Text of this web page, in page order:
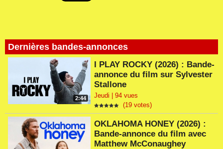
Dernières bandes-annonces
2:44
I PLAY ROCKY (2026) : Bande-
annonce du film sur Sylvester
Stallone
Jeudi | 94 vues
(19 votes)
OKLAHOMA HONEY (2026) :
Bande-annonce du film avec
Matthew McConaughey